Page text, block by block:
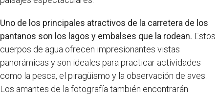
Uno de los principales atractivos de la carretera de los
pantanos son los lagos y embalses que la rodean. Estos
cuerpos de agua ofrecen impresionantes vistas
panorámicas y son ideales para practicar actividades
como la pesca, el piragüismo y la observación de aves.
Los amantes de la fotografía también encontrarán